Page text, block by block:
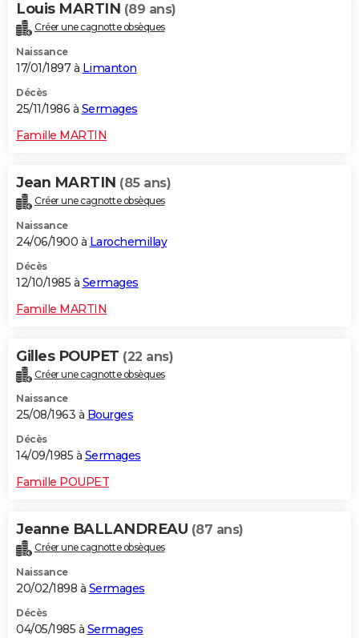
Louis MARTIN (89 ans)
Créer une cagnotte obsèques
Naissance
17/01/1897 à Limanton
Décès
25/11/1986 à Sermages
Famille MARTIN
Jean MARTIN (85 ans)
Créer une cagnotte obsèques
Naissance
24/06/1900 à Larochemillay
Décès
12/10/1985 à Sermages
Famille MARTIN
Gilles POUPET (22 ans)
Créer une cagnotte obsèques
Naissance
25/08/1963 à Bourges
Décès
14/09/1985 à Sermages
Famille POUPET
Jeanne BALLANDREAU (87 ans)
Créer une cagnotte obsèques
Naissance
20/02/1898 à Sermages
Décès
04/05/1985 à Sermages